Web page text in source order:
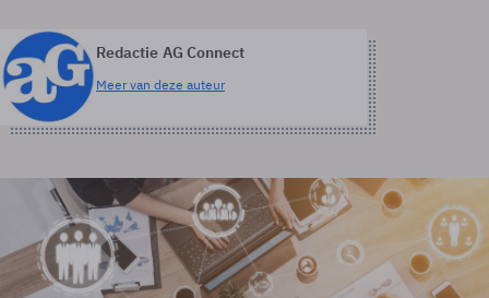
Redactie AG Connect
Meer van deze auteur